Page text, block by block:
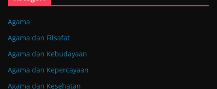
Agama
Agama dan Filsafat
Agama dan Kebudayaan
Agama dan Kepercayaan
Agama dan Kesehatan